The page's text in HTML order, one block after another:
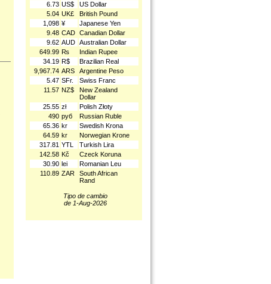
6.73 US$
US Dollar
5.04 UK£
British Pound
1,098 ¥
Japanese Yen
9.48 CAD Canadian Dollar
9.62 AUD Australian Dollar
649.99 ₨
Indian Rupee
34.19 R$
Brazilian Real
9,967.74 ARS
Argentine Peso
5.47 SFr.
Swiss Franc
11.57 NZ$
New Zealand
Dollar
25.55 zł
Polish Złoty
490 руб
Russian Ruble
65.36 kr
Swedish Krona
64.59 kr
Norwegian Krone
317.81 YTL
Turkish Lira
142.58 Kč
Czeck Koruna
30.90 lei
Romanian Leu
110.89 ZAR
South African
Rand
Tipo de cambio
de 1-Aug-2026